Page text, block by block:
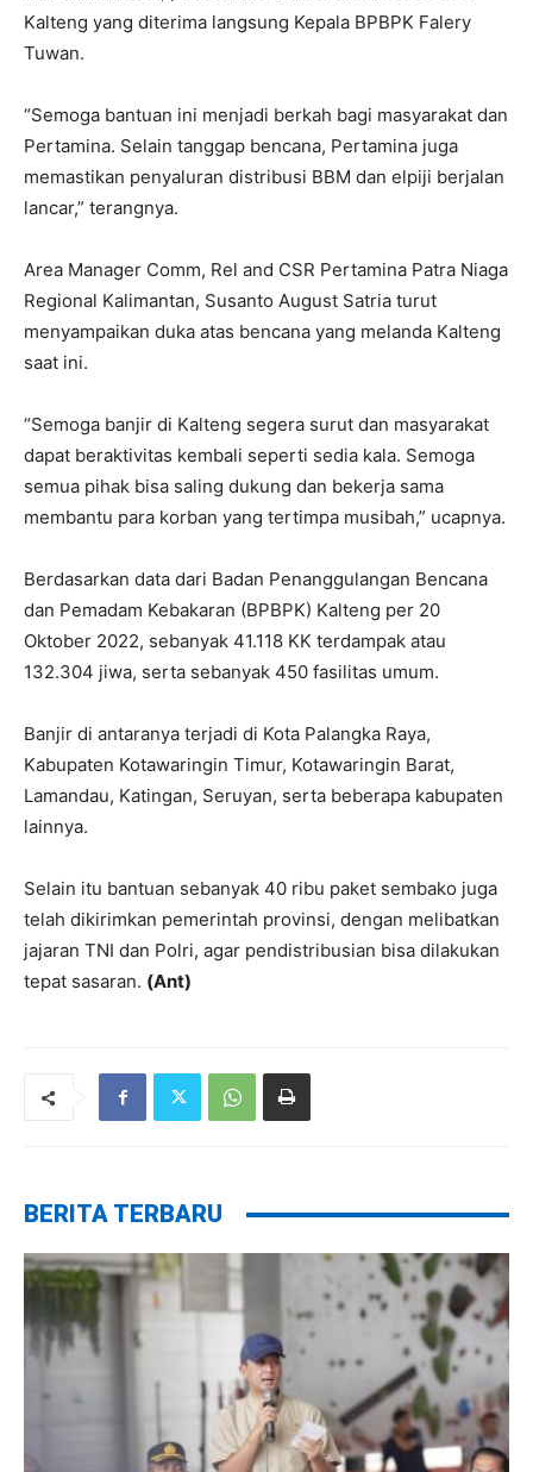
Kalteng yang diterima langsung Kepala BPBPK Falery
Tuwan.
“Semoga bantuan ini menjadi berkah bagi masyarakat dan
Pertamina. Selain tanggap bencana, Pertamina juga
memastikan penyaluran distribusi BBM dan elpiji berjalan
lancar,” terangnya.
Area Manager Comm, Rel and CSR Pertamina Patra Niaga
Regional Kalimantan, Susanto August Satria turut
menyampaikan duka atas bencana yang melanda Kalteng
saat ini.
“Semoga banjir di Kalteng segera surut dan masyarakat
dapat beraktivitas kembali seperti sedia kala. Semoga
semua pihak bisa saling dukung dan bekerja sama
membantu para korban yang tertimpa musibah,” ucapnya.
Berdasarkan data dari Badan Penanggulangan Bencana
dan Pemadam Kebakaran (BPBPK) Kalteng per 20
Oktober 2022, sebanyak 41.118 KK terdampak atau
132.304 jiwa, serta sebanyak 450 fasilitas umum.
Banjir di antaranya terjadi di Kota Palangka Raya,
Kabupaten Kotawaringin Timur, Kotawaringin Barat,
Lamandau, Katingan, Seruyan, serta beberapa kabupaten
lainnya.
Selain itu bantuan sebanyak 40 ribu paket sembako juga
telah dikirimkan pemerintah provinsi, dengan melibatkan
jajaran TNI dan Polri, agar pendistribusian bisa dilakukan
tepat sasaran. (Ant)
BERITA TERBARU